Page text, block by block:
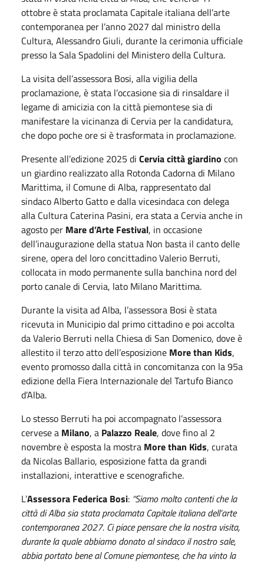
ottobre è stata proclamata Capitale italiana dell’arte
contemporanea per l’anno 2027 dal ministro della
Cultura, Alessandro Giuli, durante la cerimonia ufficiale
presso la Sala Spadolini del Ministero della Cultura.
La visita dell’assessora Bosi, alla vigilia della
proclamazione, è stata l’occasione sia di rinsaldare il
legame di amicizia con la città piemontese sia di
manifestare la vicinanza di Cervia per la candidatura,
che dopo poche ore si è trasformata in proclamazione.
Presente all’edizione 2025 di Cervia città giardino con
un giardino realizzato alla Rotonda Cadorna di Milano
Marittima, il Comune di Alba, rappresentato dal
sindaco Alberto Gatto e dalla vicesindaca con delega
alla Cultura Caterina Pasini, era stata a Cervia anche in
agosto per Mare d’Arte Festival, in occasione
dell’inaugurazione della statua Non basta il canto delle
sirene, opera del loro concittadino Valerio Berruti,
collocata in modo permanente sulla banchina nord del
porto canale di Cervia, lato Milano Marittima.
Durante la visita ad Alba, l’assessora Bosi è stata
ricevuta in Municipio dal primo cittadino e poi accolta
da Valerio Berruti nella Chiesa di San Domenico, dove è
allestito il terzo atto dell’esposizione More than Kids,
evento promosso dalla città in concomitanza con la 95a
edizione della Fiera Internazionale del Tartufo Bianco
d’Alba.
Lo stesso Berruti ha poi accompagnato l’assessora
cervese a Milano, a Palazzo Reale, dove fino al 2
novembre è esposta la mostra More than Kids, curata
da Nicolas Ballario, esposizione fatta da grandi
installazioni, interattive e scenografiche.
L’Assessora Federica Bosi: “Siamo molto contenti che la
città di Alba sia stata proclamata Capitale italiana dell’arte
contemporanea 2027. Ci piace pensare che la nostra visita,
durante la quale abbiamo donato al sindaco il nostro sale,
abbia portato bene al Comune piemontese, che ha vinto la